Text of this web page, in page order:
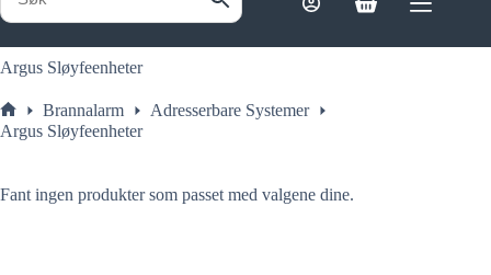
Handlekurv
Argus Sløyfeenheter
Hjem
Brannalarm
Adresserbare Systemer
Argus Sløyfeenheter
Fant ingen produkter som passet med valgene dine.